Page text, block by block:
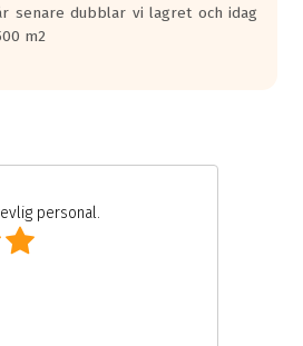
senare dubblar vi lagret och idag
m2
personal.